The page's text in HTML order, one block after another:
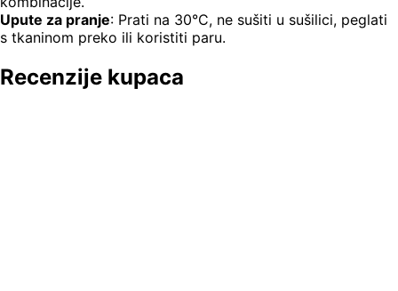
Upute za pranje: Prati na 30°C, ne sušiti u sušilici, peglati
s tkaninom preko ili koristiti paru.
Recenzije kupaca